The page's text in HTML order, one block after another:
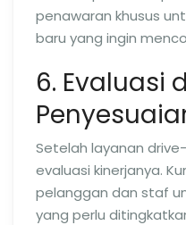
penawaran khusus
baru yang ingin
6. Evaluasi
Setelah layanan
evaluasi kinerjanya.
pelanggan dan staf
yang perlu